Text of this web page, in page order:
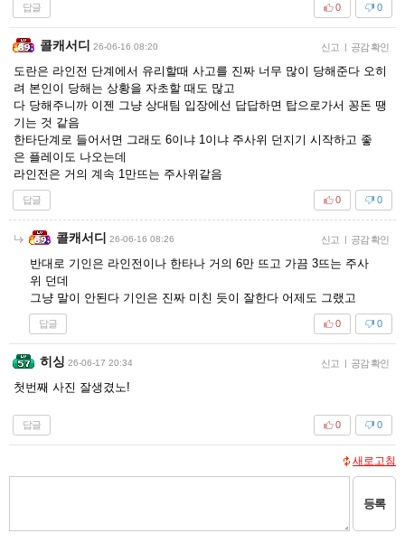
답글 0
0
콜캐서디 26-06-16 08:20 신고 | 공감 확인
도란은 라인전 단계에서 유리할때 사고를 진짜 너무 많이 당해준다 오히
려 본인이 당해는 상황을 자초할 때도 많고
다 당해주니까 이젠 그냥 상대팀 입장에선 답답하면 탑으로가서 꽁돈 땡
기는 것 같음
한타단계로 들어서면 그래도 6이냐 1이냐 주사위 던지기 시작하고 좋
은 플레이도 나오는데
라인전은 거의 계속 1만뜨는 주사위같음
답글 0
0
콜캐서디 26-06-16 08:26 신고 | 공감 확인
반대로 기인은 라인전이나 한타나 거의 6만 뜨고 가끔 3뜨는 주사
위 던데
그냥 말이 안된다 기인은 진짜 미친 듯이 잘한다 어제도 그랬고
답글 0
0
히싱 26-06-17 20:34 신고 | 공감 확인
첫번째 사진 잘생겼노!
답글 0
0
새로고침
등록